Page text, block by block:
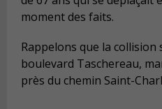
moment des faits.
Rappelons que la collision
boulevard Taschereau,
près du chemin Saint-